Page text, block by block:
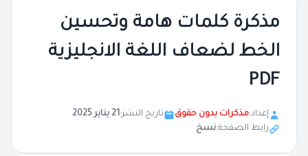
مذكرة كلمات هامة وتحسين
الخط لضعاف اللغة الانجليزية
PDF
إعداد:مذكرات بدون حقوق تاريخ النشر:21 يناير 2025
رابط الصفحة:نسخ